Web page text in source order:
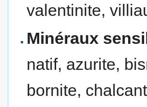
valentinite,
Minéraux
natif, azurite,
bornite,